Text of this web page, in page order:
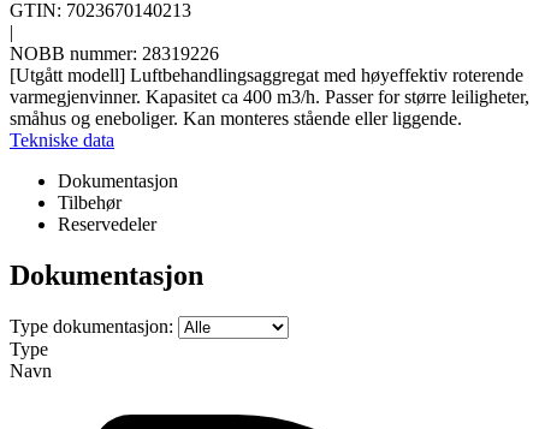
GTIN: 7023670140213
|
NOBB nummer: 28319226
[Utgått modell] Luftbehandlingsaggregat med høyeffektiv roterende
varmegjenvinner. Kapasitet ca 400 m3/h. Passer for større leiligheter,
småhus og eneboliger. Kan monteres stående eller liggende.
Tekniske data
Dokumentasjon
Tilbehør
Reservedeler
Dokumentasjon
Type dokumentasjon:
Type
Navn